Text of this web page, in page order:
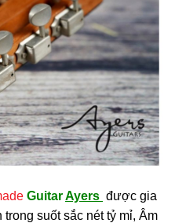
GuitarAyers được gia
suốt sắc nét tỷ mỉ, Âm